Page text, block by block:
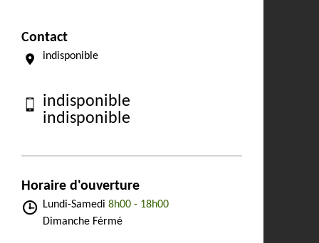
Contact
indisponible
indisponible
indisponible
Horaire d'ouverture
Lundi-Samedi 8h00 - 18h00
Dimanche Férmé